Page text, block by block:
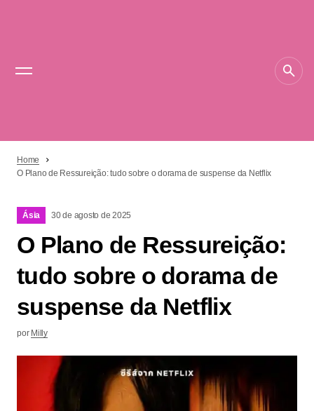
Home
O Plano de Ressureição: tudo sobre o dorama de suspense da Netflix
Ásia 30 de agosto de 2025
O Plano de Ressureição:
tudo sobre o dorama de
suspense da Netflix
por Milly